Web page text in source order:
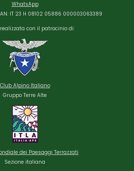
WhatsApp
IT 23 H 08102 05886 000003063389
con il patrocinio di:
Club Alpino Italiano
Gruppo Terre Alte
dei Paesaggi Terrazzati
Sezione italiana